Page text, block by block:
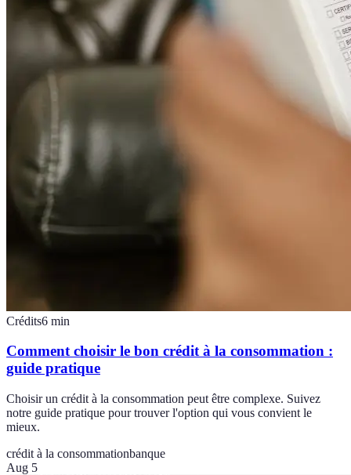
Crédits6 min
Comment choisir le bon crédit à la consommation :
guide pratique
Choisir un crédit à la consommation peut être complexe. Suivez
notre guide pratique pour trouver l'option qui vous convient le
mieux.
crédit à la consommationbanque
Aug 5